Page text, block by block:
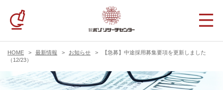
HOME 最新情報 お知らせ
【急募】中途採用募集要項を更新しました
（12/23）